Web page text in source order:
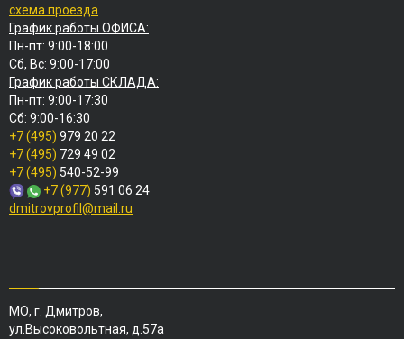
схема проезда
График работы ОФИСА:
Пн-пт: 9:00-18:00
Сб, Вс: 9:00-17:00
График работы СКЛАДА:
Пн-пт: 9:00-17:30
Сб: 9:00-16:30
+7 (495) 979 20 22
+7 (495) 729 49 02
+7 (495) 540-52-99
+7 (977) 591 06 24
dmitrovprofil@mail.ru
МО, г. Дмитров,
ул.Высоковольтная, д.57а